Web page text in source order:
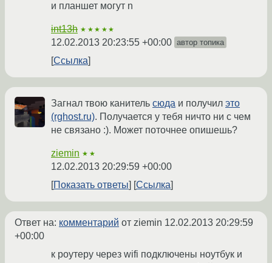
и планшет могут n
int13h ★★★★★
12.02.2013 20:23:55 +00:00 автор топика
Ссылка
Загнал твою канитель сюда и получил это
(rghost.ru). Получается у тебя ничто ни с чем
не связано :). Может поточнее опишешь?
ziemin ★★
12.02.2013 20:29:59 +00:00
Показать ответы
Ссылка
Ответ на: комментарий от ziemin 12.02.2013 20:29:59
+00:00
к роутеру через wifi подключены ноутбук и